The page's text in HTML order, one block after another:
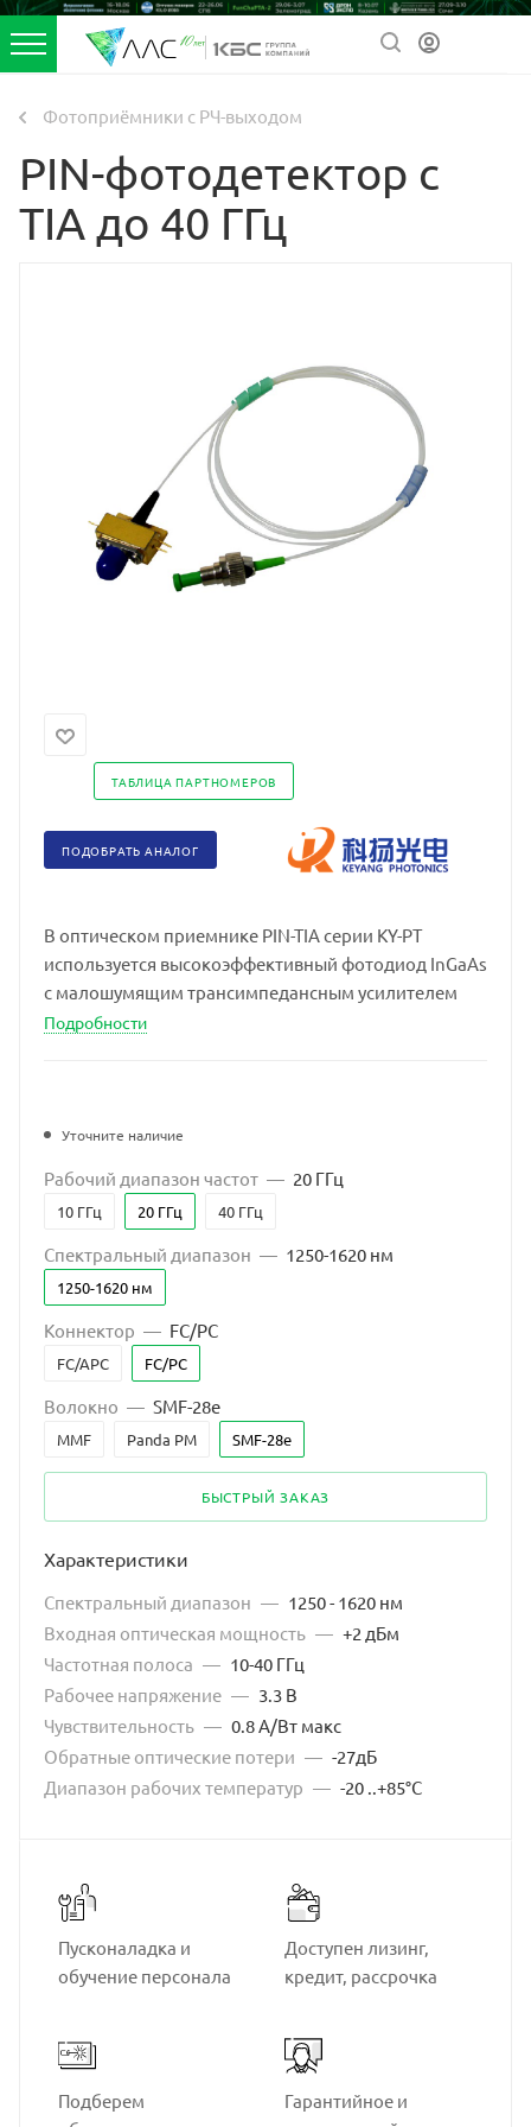
Фотоприёмники с РЧ-выходом
PIN-фотодетектор с
TIA до 40 ГГц
ТАБЛИЦА ПАРТНОМЕРОВ
ПОДОБРАТЬ АНАЛОГ
В оптическом приемнике PIN-TIA серии KY-PT
используется высокоэффективный фотодиод InGaAs
с малошумящим трансимпедансным усилителем
Подробности
Уточните наличие
Рабочий диапазон частот — 20 ГГц
10 ГГц 20 ГГц 40 ГГц
Спектральный диапазон — 1250-1620 нм
1250-1620 нм
Коннектор — FC/PC
FC/APC FC/PC
Волокно — SMF-28e
MMF Panda PM SMF-28e
БЫСТРЫЙ ЗАКАЗ
Характеристики
Спектральный диапазон — 1250 - 1620 нм
Входная оптическая мощность — +2 дБм
Частотная полоса — 10-40 ГГц
Рабочее напряжение — 3.3 В
Чувствительность — 0.8 А/Вт макс
Обратные оптические потери — -27дБ
Диапазон рабочих температур — -20 ..+85°C
Пусконаладка и
обучение персонала
Доступен лизинг,
кредит, рассрочка
Подберем
Гарантийное и